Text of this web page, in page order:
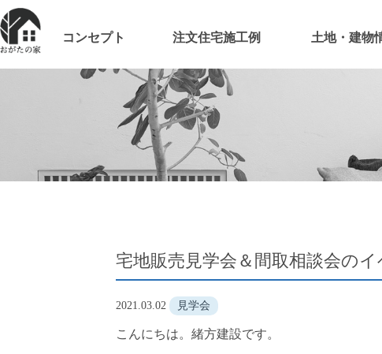
コンセプト 注文住宅施工例 土地・建物
宅地販売見学会＆間取相談会の
2021.03.02 見学会
こんにちは。緒方建設です。